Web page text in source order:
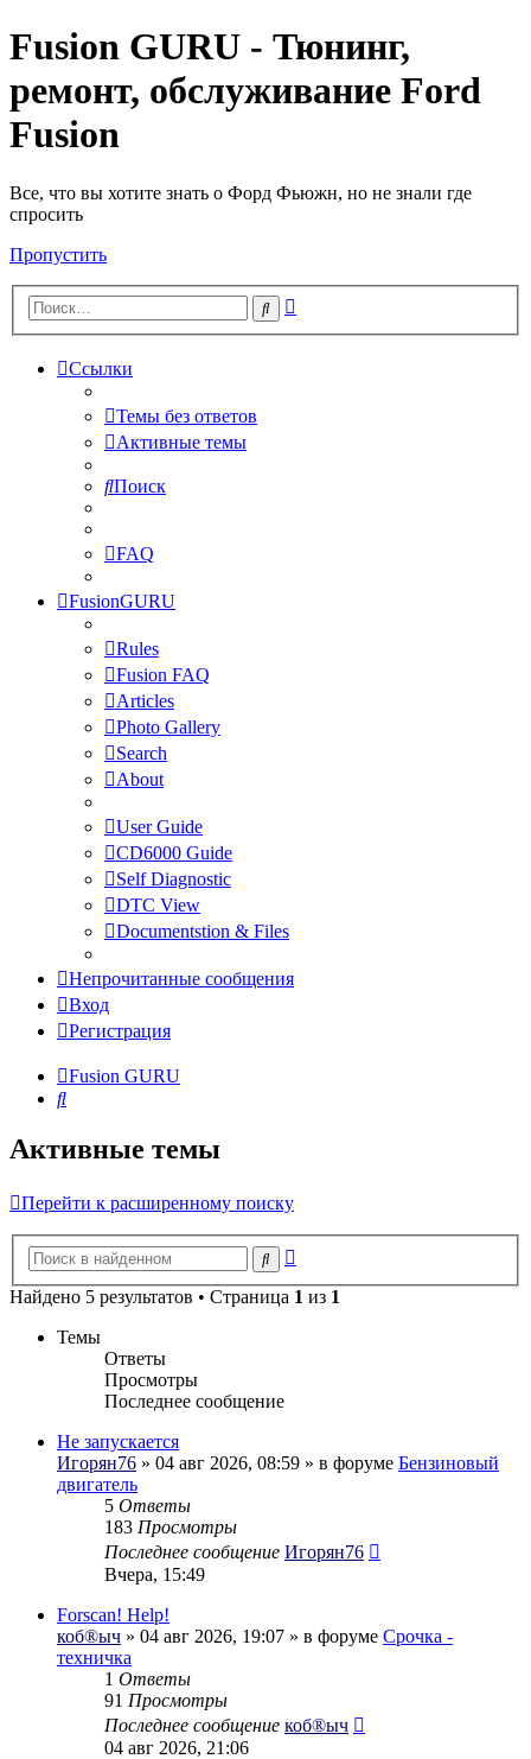
Fusion GURU - Тюнинг,
ремонт, обслуживание Ford
Fusion
Все, что вы хотите знать о Форд Фьюжн, но не знали где
спросить
Пропустить
Поиск
Ссылки
Темы без ответов
Активные темы
Поиск
FAQ
FusionGURU
Rules
Fusion FAQ
Articles
Photo Gallery
Search
About
User Guide
CD6000 Guide
Self Diagnostic
DTC View
Documentstion & Files
Непрочитанные сообщения
Вход
Регистрация
Fusion GURU
Поиск
Активные темы
Перейти к расширенному поиску
Поиск
Найдено 5 результатов • Страница 1 из 1
Темы
Ответы
Просмотры
Последнее сообщение
Не запускается
Игорян76 » 04 авг 2026, 08:59 » в форуме Бензиновый
двигатель
5 Ответы
183 Просмотры
Последнее сообщение Игорян76
Вчера, 15:49
Forscan! Help!
коб®ыч » 04 авг 2026, 19:07 » в форуме Срочка -
техничка
1 Ответы
91 Просмотры
Последнее сообщение коб®ыч
04 авг 2026, 21:06